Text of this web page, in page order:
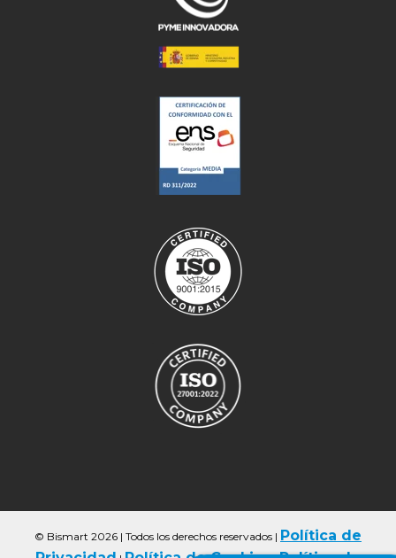
© Bismart 2026 | Todos los derechos reservados | Política de